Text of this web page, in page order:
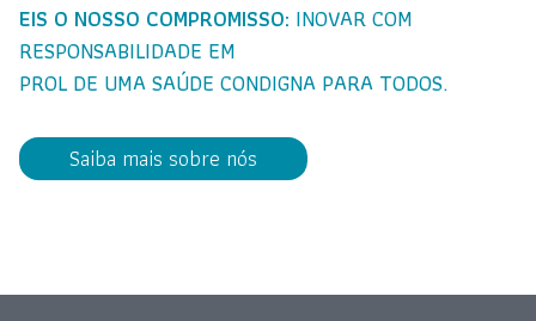
EIS O NOSSO COMPROMISSO: INOVAR COM
RESPONSABILIDADE EM
PROL DE UMA SAÚDE CONDIGNA PARA TODOS.
Saiba mais sobre nós